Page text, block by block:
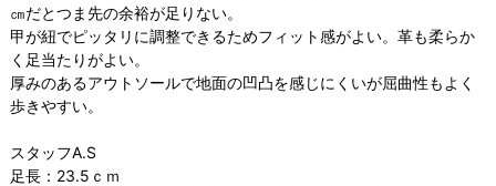
㎝だとつま先の余裕が足りない。
甲が紐でピッタリに調整できるためフィット感がよい。革も柔らか
く足当たりがよい。
厚みのあるアウトソールで地面の凹凸を感じにくいが屈曲性もよく
歩きやすい。
スタッフA.S
足長：23.5ｃｍ